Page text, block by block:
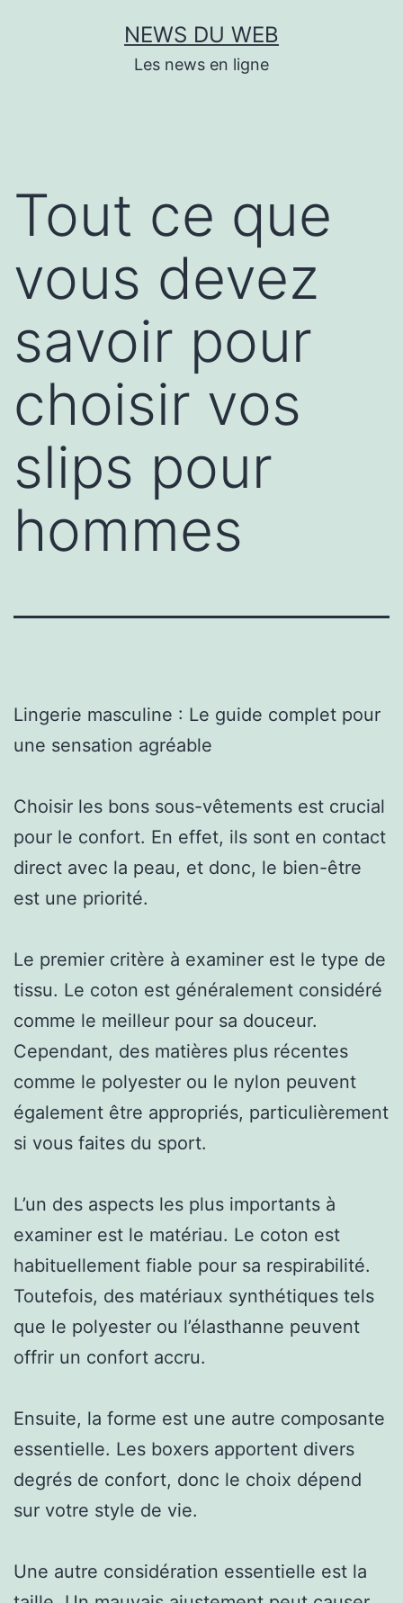
NEWS DU WEB
Les news en ligne
Tout ce que
vous devez
savoir pour
choisir vos
slips pour
hommes
Lingerie masculine : Le guide complet pour
une sensation agréable
Choisir les bons sous-vêtements est crucial
pour le confort. En effet, ils sont en contact
direct avec la peau, et donc, le bien-être
est une priorité.
Le premier critère à examiner est le type de
tissu. Le coton est généralement considéré
comme le meilleur pour sa douceur.
Cependant, des matières plus récentes
comme le polyester ou le nylon peuvent
également être appropriés, particulièrement
si vous faites du sport.
L’un des aspects les plus importants à
examiner est le matériau. Le coton est
habituellement fiable pour sa respirabilité.
Toutefois, des matériaux synthétiques tels
que le polyester ou l’élasthanne peuvent
offrir un confort accru.
Ensuite, la forme est une autre composante
essentielle. Les boxers apportent divers
degrés de confort, donc le choix dépend
sur votre style de vie.
Une autre considération essentielle est la